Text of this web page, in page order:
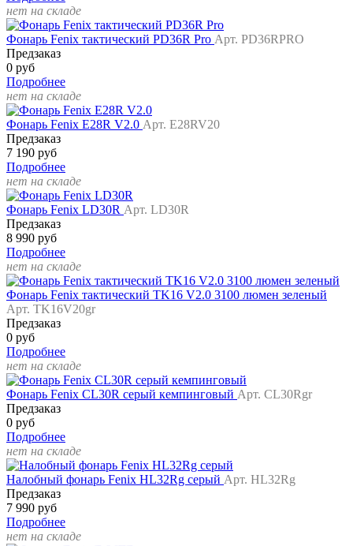
нет на складе
Фонарь Fenix тактический PD36R Pro Арт. PD36RPRO
Предзаказ
0 руб
Подробнее
нет на складе
Фонарь Fenix E28R V2.0 Арт. E28RV20
Предзаказ
7 190 руб
Подробнее
нет на складе
Фонарь Fenix LD30R Арт. LD30R
Предзаказ
8 990 руб
Подробнее
нет на складе
Фонарь Fenix тактический TK16 V2.0 3100 люмен зеленый
Арт. TK16V20gr
Предзаказ
0 руб
Подробнее
нет на складе
Фонарь Fenix CL30R серый кемпинговый Арт. CL30Rgr
Предзаказ
0 руб
Подробнее
нет на складе
Налобный фонарь Fenix HL32Rg серый Арт. HL32Rg
Предзаказ
7 990 руб
Подробнее
нет на складе